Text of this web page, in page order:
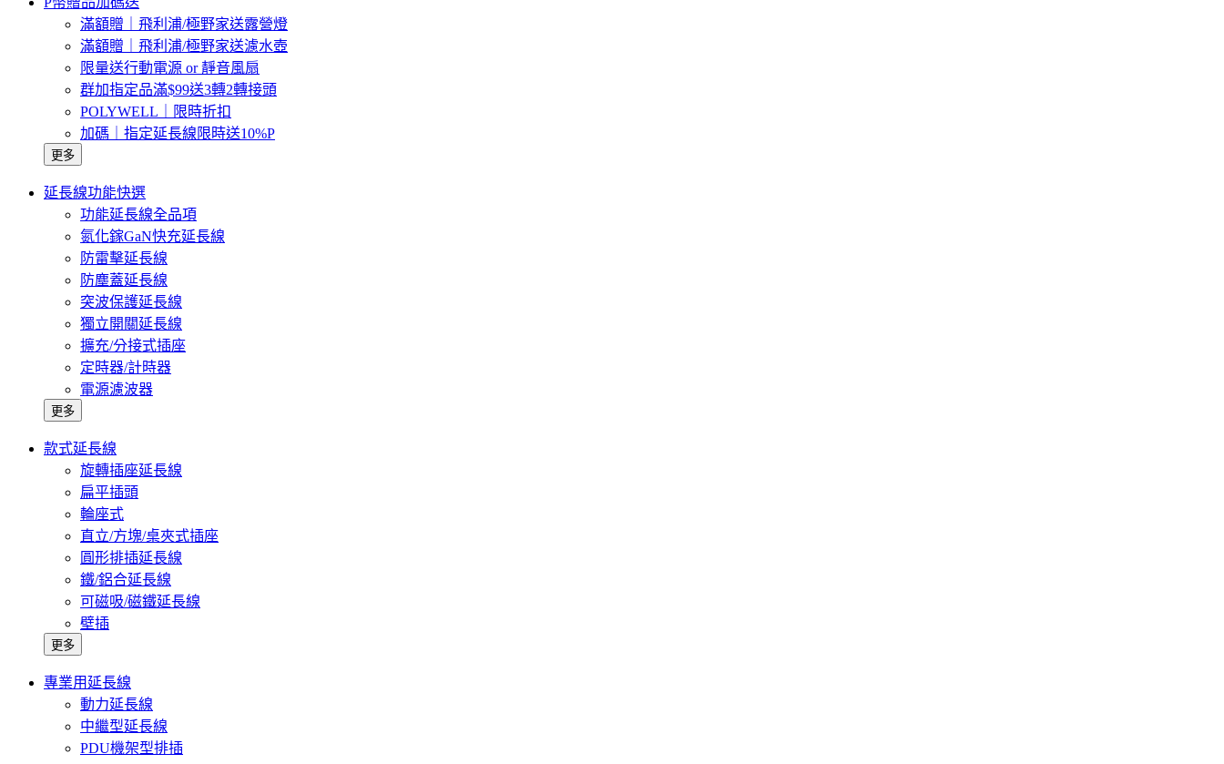
滿額贈｜飛利浦/極野家送露營燈
滿額贈｜飛利浦/極野家送濾水壺
限量送行動電源 or 靜音風扇
群加指定品滿$99送3轉2轉接頭
POLYWELL｜限時折扣
加碼｜指定延長線限時送10%P
更多
延長線功能快選
功能延長線全品項
氮化鎵GaN快充延長線
防雷擊延長線
防塵蓋延長線
突波保護延長線
獨立開關延長線
擴充/分接式插座
定時器/計時器
電源濾波器
更多
款式延長線
旋轉插座延長線
扁平插頭
輪座式
直立/方塊/桌夾式插座
圓形排插延長線
鐵/鋁合延長線
可磁吸/磁鐵延長線
壁插
更多
專業用延長線
動力延長線
中繼型延長線
PDU機架型排插